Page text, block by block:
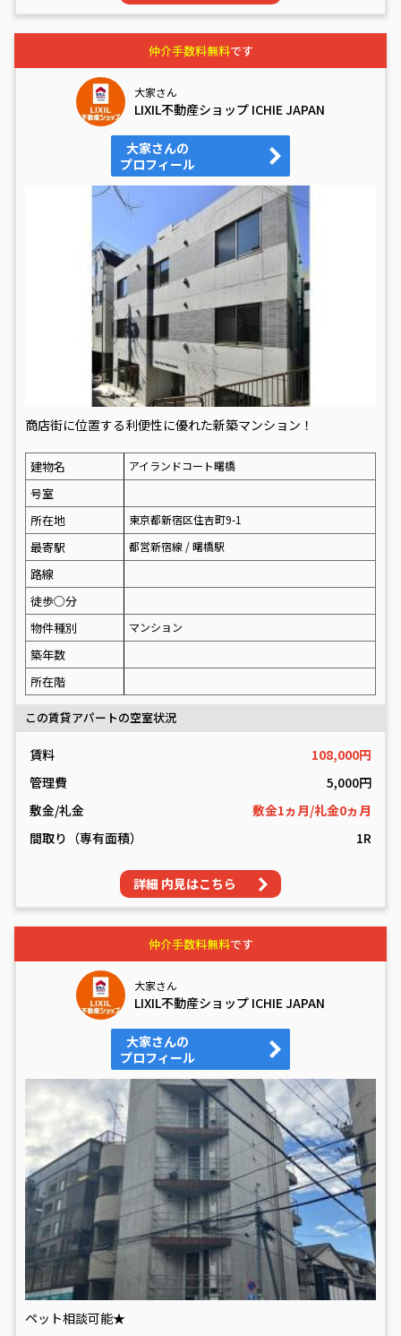
仲介手数料無料です
大家さん
LIXIL不動産ショップ ICHIE JAPAN
大家さんの
プロフィール
商店街に位置する利便性に優れた新築マンション！
建物名 アイランドコート曙橋
号室
所在地
東京都新宿区住吉町9-1
最寄駅 都営新宿線 / 曙橋駅
路線
徒歩○分
物件種別
マンション
築年数
所在階
この賃貸アパートの空室状況
賃料
108,000円
管理費
5,000円
敷金/礼金
敷金1ヵ月/礼金0ヵ月
間取り（専有面積）
1R
詳細 内見はこちら
仲介手数料無料です
大家さん
LIXIL不動産ショップ ICHIE JAPAN
大家さんの
プロフィール
ペット相談可能★